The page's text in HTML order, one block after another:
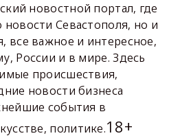
новостной портал, где
Севастополя, но и
все важное и интересное,
России и в мире. Здесь
происшествия,
новости бизнеса
события в
политике.18+